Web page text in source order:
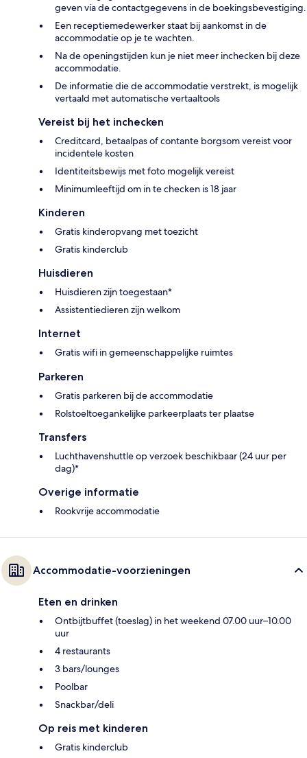
geven via de contactgegevens in de boekingsbevestiging.
Een receptiemedewerker staat bij aankomst in de
accommodatie op je te wachten.
Na de openingstijden kun je niet meer inchecken bij deze
accommodatie.
De informatie die de accommodatie verstrekt, is mogelijk
vertaald met automatische vertaaltools
Vereist bij het inchecken
Creditcard, betaalpas of contante borgsom vereist voor
incidentele kosten
Identiteitsbewijs met foto mogelijk vereist
Minimumleeftijd om in te checken is 18 jaar
Kinderen
Gratis kinderopvang met toezicht
Gratis kinderclub
Huisdieren
Huisdieren zijn toegestaan*
Assistentiedieren zijn welkom
Internet
Gratis wifi in gemeenschappelijke ruimtes
Parkeren
Gratis parkeren bij de accommodatie
Rolstoeltoegankelijke parkeerplaats ter plaatse
Transfers
Luchthavenshuttle op verzoek beschikbaar (24 uur per
dag)*
Overige informatie
Rookvrije accommodatie
Accommodatie-voorzieningen
Eten en drinken
Ontbijtbuffet (toeslag) in het weekend 07.00 uur–10.00
uur
4 restaurants
3 bars/lounges
Poolbar
Snackbar/deli
Op reis met kinderen
Gratis kinderclub